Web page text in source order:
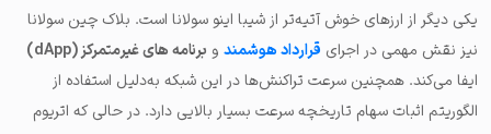
یکی دیگر از ارزهای خوش آتیه‌تر از شیبا اینو سولانا است. بلاک چین سولانا
نیز نقش مهمی در اجرای قرارداد هوشمند و برنامه های غیرمتمرکز (dApp)
ایفا می‌کند. همچنین سرعت تراکنش‌ها در این شبکه به‌دلیل استفاده از
الگوریتم اثبات سهام تاریخچه سرعت بسیار بالایی دارد. در حالی که اتریوم